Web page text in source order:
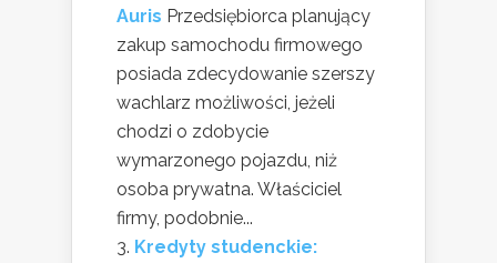
Auris Przedsiębiorca planujący
zakup samochodu firmowego
posiada zdecydowanie szerszy
wachlarz możliwości, jeżeli
chodzi o zdobycie
wymarzonego pojazdu, niż
osoba prywatna. Właściciel
firmy, podobnie...
Kredyty studenckie: